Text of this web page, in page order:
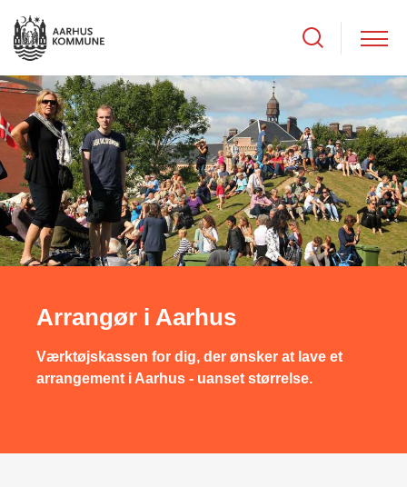
Arrangør i Aarhus
Værktøjskassen for dig, der ønsker at lave et
arrangement i Aarhus - uanset størrelse.